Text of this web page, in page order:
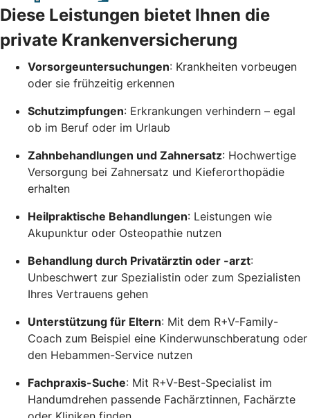
Diese Leistungen bietet Ihnen die
private Krankenversicherung
Vorsorgeuntersuchungen: Krankheiten vorbeugen
oder sie frühzeitig erkennen
Schutzimpfungen: Erkrankungen verhindern – egal
ob im Beruf oder im Urlaub
Zahnbehandlungen und Zahnersatz: Hochwertige
Versorgung bei Zahnersatz und Kieferorthopädie
erhalten
Heilpraktische Behandlungen: Leistungen wie
Akupunktur oder Osteopathie nutzen
Behandlung durch Privatärztin oder -arzt:
Unbeschwert zur Spezialistin oder zum Spezialisten
Ihres Vertrauens gehen
Unterstützung für Eltern: Mit dem R+V-Family-
Coach zum Beispiel eine Kinderwunschberatung oder
den Hebammen-Service nutzen
Fachpraxis-Suche: Mit R+V-Best-Specialist im
Handumdrehen passende Fachärztinnen, Fachärzte